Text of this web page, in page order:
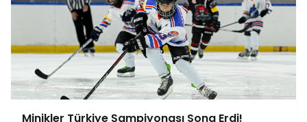
Minikler Türkiye Şampiyonası Sona Erdi!